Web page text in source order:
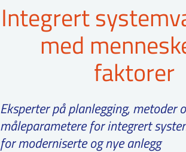
PRESSE ENGLISH
Integrert
med
faktorer
Eksperter på planlegging, metoder
måleparametere for integrert
for moderniserte og nye anlegg